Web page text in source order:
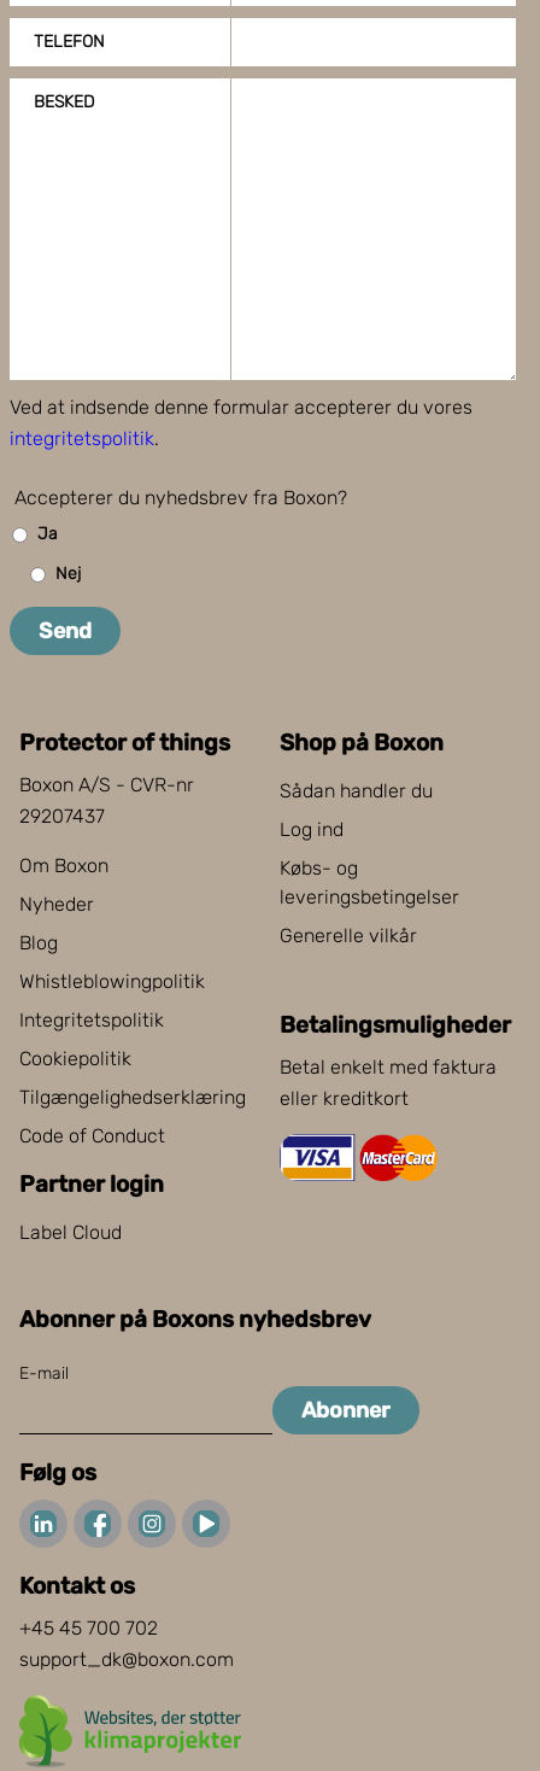
TELEFON
BESKED
Ved at indsende denne formular accepterer du vores
integritetspolitik.
Accepterer du nyhedsbrev fra Boxon?
Ja
Nej
Send
Protector of things
Boxon A/S - CVR-nr
29207437
Om Boxon
Nyheder
Blog
Whistleblowingpolitik
Integritetspolitik
Cookiepolitik
Tilgængelighedserklæring
Code of Conduct
Partner login
Label Cloud
Shop på Boxon
Sådan handler du
Log ind
Købs- og
leveringsbetingelser
Generelle vilkår
Betalingsmuligheder
Betal enkelt med faktura
eller kreditkort
Abonner på Boxons nyhedsbrev
E-mail
Abonner
Følg os
Kontakt os
+45 45 700 702
support_dk@boxon.com